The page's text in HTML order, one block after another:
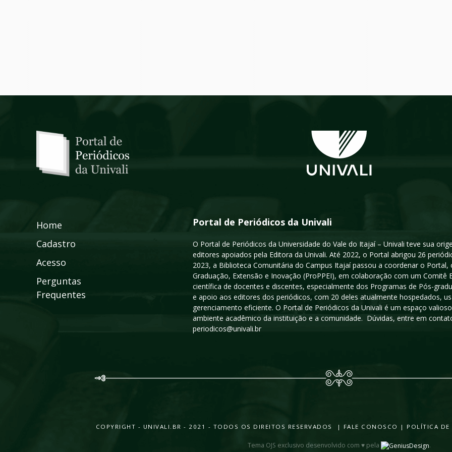
Home
Cadastro
Acesso
Perguntas
Frequentes
Portal de Periódicos da Univali
O Portal de Periódicos da Universidade do Vale do Itajaí – Univali teve sua
editores apoiados pela Editora da Univali. Até 2022, o Portal abrigou 26
2023, a Biblioteca Comunitária do Campus Itajaí passou a coordenar o
Graduação, Extensão e Inovação (ProPPEI), em colaboração com um
científica de docentes e discentes, especialmente dos Programas de Pós-
e apoio aos editores dos periódicos, com 20 deles atualmente hospedados,
gerenciamento eficiente. O Portal de Periódicos da Univali é um espaço
ambiente acadêmico da instituição e a comunidade. Dúvidas, entre em
periodicos@univali.br
COPYRIGHT - UNIVALI.BR - 2021 - TODOS OS DIREITOS RESERVADOS | FALE CONOSCO | POLÍTICA DE
Tema OJS exclusivo desenvolvido com ♥ pela .